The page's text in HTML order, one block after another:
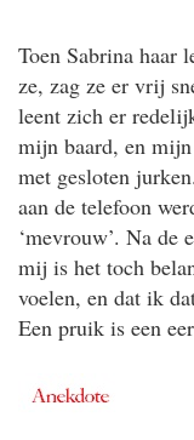
Toen Sabrina haar
ze, zag ze er vrij
leent zich er
mijn baard, en
met gesloten
aan de telefoon
‘mevrouw’. Na de
mij is het toch
voelen, en dat ik
Een pruik is een